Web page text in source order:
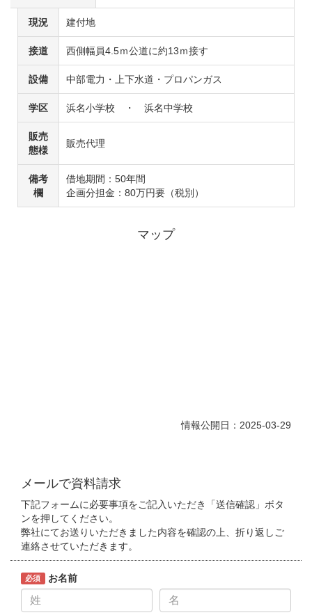
現況 建付地
接道 西側幅員4.5ｍ公道に約13ｍ接す
設備 中部電力・上下水道・プロパンガス
学区 浜名小学校 ・ 浜名中学校
販売
態様
販売代理
備考
欄
借地期間：50年間
企画分担金：80万円要（税別）
マップ
情報公開日：2025-03-29
メールで資料請求
下記フォームに必要事項をご記入いただき「送信確認」ボタ
ンを押してください。
弊社にてお送りいただきました内容を確認の上、折り返しご
連絡させていただきます。
必須 お名前